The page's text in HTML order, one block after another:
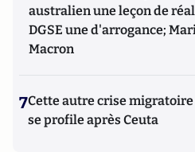
australien une leçon de
DGSE une d'arrogance;
Macron
7Cette autre crise
se profile après Ceuta